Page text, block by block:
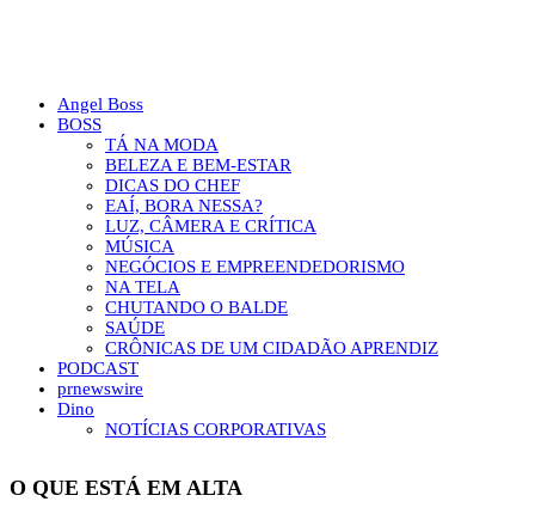
Angel Boss
BOSS
TÁ NA MODA
BELEZA E BEM-ESTAR
DICAS DO CHEF
EAÍ, BORA NESSA?
LUZ, CÂMERA E CRÍTICA
MÚSICA
NEGÓCIOS E EMPREENDEDORISMO
NA TELA
CHUTANDO O BALDE
SAÚDE
CRÔNICAS DE UM CIDADÃO APRENDIZ
PODCAST
prnewswire
Dino
NOTÍCIAS CORPORATIVAS
O QUE ESTÁ EM ALTA